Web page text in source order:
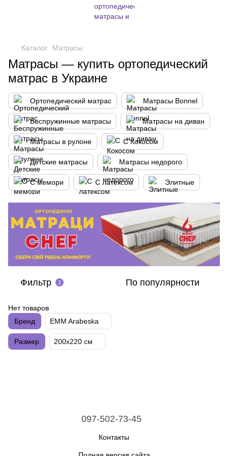
Каталог Матрасы
Матрасы — купить ортопедический
матрас в Украине
Ортопедический матрас Матрасы Bonnel
Беспружинные матрасы Матрасы на диван
Матрасы в рулоне С Кокосом
Детские матрасы Матрасы недорого
С мемори С латексом Элитные
Фильтр 2 По популярности
Нет товаров
Бренд
EMM Arabeska
Размер 200х220 см
097-502-73-45
Контакты